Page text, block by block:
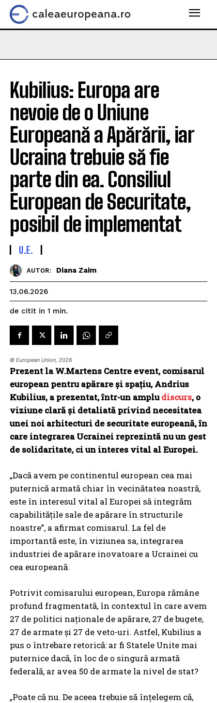
Kubilius: Europa are
nevoie de o Uniune
Europeană a Apărării, iar
Ucraina trebuie să fie
parte din ea. Consiliul
European de Securitate,
posibil de implementat
U.E.
AUTOR: Diana Zaim
13.06.2026
de citit in 1 min.
© European Union, 2026
Prezent la W.Martens Centre event, comisarul
european pentru apărare și spațiu, Andrius
Kubilius, a prezentat, într-un ampludiscurs, o
viziune clară și detaliată privind necesitatea
unei noi arhitecturi de securitate europeană, în
care integrarea Ucrainei reprezintă nu un gest
de solidaritate, ci un interes vital al Europei.
„Dacă avem pe continentul european cea mai
puternică armată chiar în vecinătatea noastră,
este în interesul vital al Europei să integrăm
capabilitățile sale de apărare în structurile
noastre”, a afirmat comisarul. La fel de
importantă este, în viziunea sa, integrarea
industriei de apărare inovatoare a Ucrainei cu
cea europeană.
Potrivit comisarului european, Europa rămâne
profund fragmentată, în contextul în care avem
27 de politici naționale de apărare, 27 de bugete,
27 de armate și 27 de veto-uri. Astfel, Kubilius a
pus o întrebare retorică: ar fi Statele Unite mai
puternice dacă, în loc de o singură armată
federală, ar avea 50 de armate la nivel de stat?
„Poate că nu. De aceea trebuie să înțelegem că,